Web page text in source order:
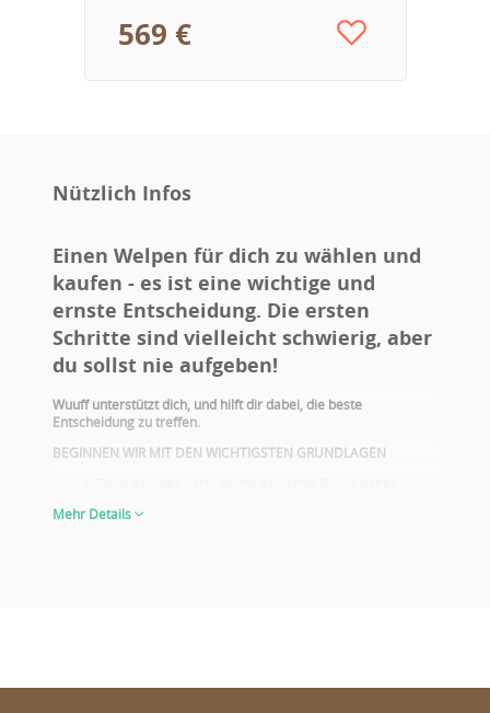
569 €
Nützlich Infos
Einen Welpen für dich zu wählen und
kaufen - es ist eine wichtige und
ernste Entscheidung. Die ersten
Schritte sind vielleicht schwierig, aber
du sollst nie aufgeben!
Wuuff unterstützt dich, und hilft dir dabei, die beste
Entscheidung zu treffen.
BEGINNEN WIR MIT DEN WICHTIGSTEN GRUNDLAGEN
Leben? Hast du Kinder? Hast du Allergie? Hast du einen
der Eltern an! Du sollst all das nicht nur dann gründlich
Mehr Details